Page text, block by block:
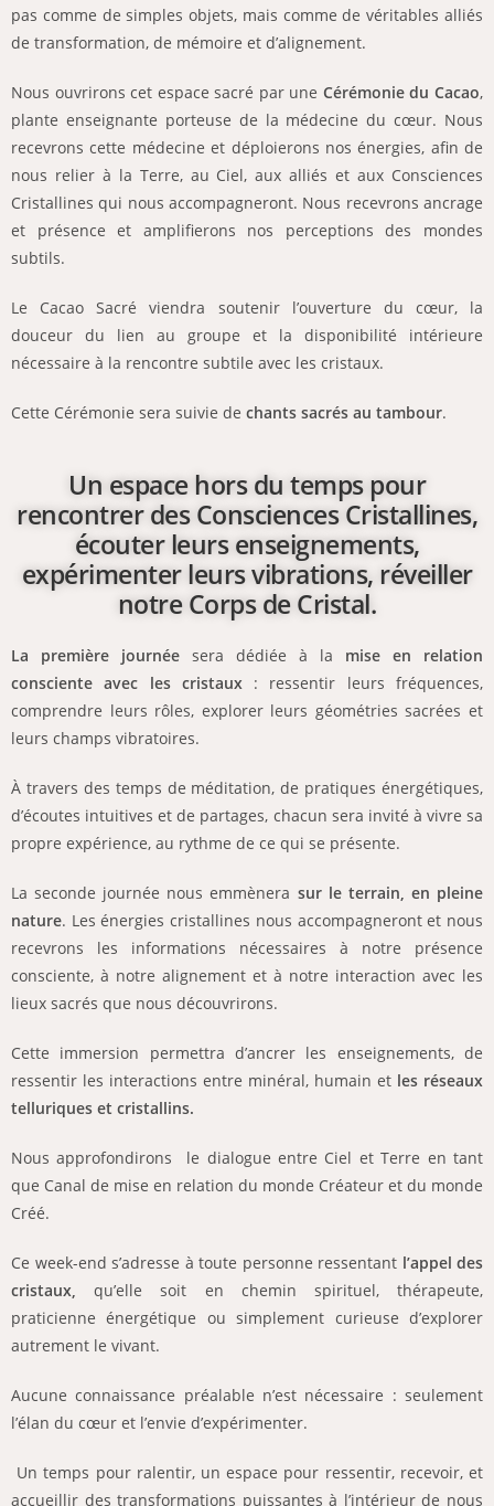
pas comme de simples objets, mais comme de véritables alliés
de transformation, de mémoire et d’alignement.
Nous ouvrirons cet espace sacré par une Cérémonie du Cacao,
plante enseignante porteuse de la médecine du cœur. Nous
recevrons cette médecine et déploierons nos énergies, afin de
nous relier à la Terre, au Ciel, aux alliés et aux Consciences
Cristallines qui nous accompagneront. Nous recevrons ancrage
et présence et amplifierons nos perceptions des mondes
subtils.
Le Cacao Sacré viendra soutenir l’ouverture du cœur, la
douceur du lien au groupe et la disponibilité intérieure
nécessaire à la rencontre subtile avec les cristaux.
Cette Cérémonie sera suivie de chants sacrés au tambour.
Un espace hors du temps pour
rencontrer des Consciences Cristallines,
écouter leurs enseignements,
expérimenter leurs vibrations, réveiller
notre Corps de Cristal.
La première journée sera dédiée à la mise en relation
consciente avec les cristaux: ressentir leurs fréquences,
comprendre leurs rôles, explorer leurs géométries sacrées et
leurs champs vibratoires.
À travers des temps de méditation, de pratiques énergétiques,
d’écoutes intuitives et de partages, chacun sera invité à vivre sa
propre expérience, au rythme de ce qui se présente.
La seconde journée nous emmènera sur le terrain, en pleine
nature. Les énergies cristallines nous accompagneront et nous
recevrons les informations nécessaires à notre présence
consciente, à notre alignement et à notre interaction avec les
lieux sacrés que nous découvrirons.
Cette immersion permettra d’ancrer les enseignements, de
ressentir les interactions entre minéral, humain et les réseaux
telluriques et cristallins.
Nous approfondirons le dialogue entre Ciel et Terre en tant
que Canal de mise en relation du monde Créateur et du monde
Créé.
Ce week-end s’adresse à toute personne ressentant l’appel des
cristaux, qu’elle soit en chemin spirituel, thérapeute,
praticienne énergétique ou simplement curieuse d’explorer
autrement le vivant.
Aucune connaissance préalable n’est nécessaire : seulement
l’élan du cœur et l’envie d’expérimenter.
Un temps pour ralentir, un espace pour ressentir, recevoir, et
accueillir des transformations puissantes à l’intérieur de nous